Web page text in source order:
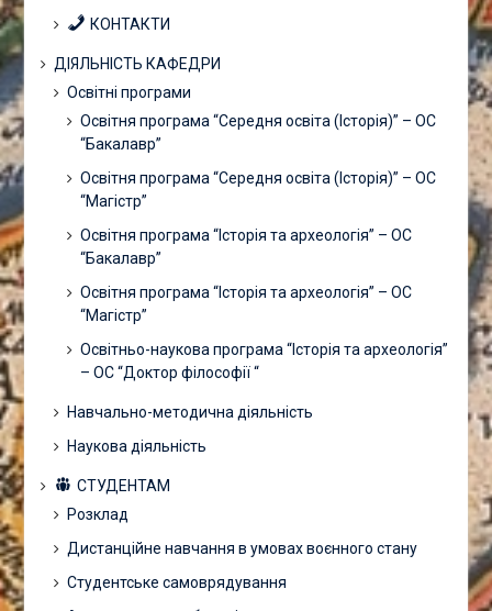
КОНТАКТИ
ДІЯЛЬНІСТЬ КАФЕДРИ
Освітні програми
Освітня програма “Середня освіта (Історія)” – ОС
“Бакалавр”
Освітня програма “Середня освіта (Історія)” – ОС
“Магістр”
Освітня програма “Історія та археологія” – ОС
“Бакалавр”
Освітня програма “Історія та археологія” – ОС
“Магістр”
Освітньо-наукова програма “Історія та археологія”
– ОС “Доктор філософії “
Навчально-методична діяльність
Наукова діяльність
СТУДЕНТАМ
Розклад
Дистанційне навчання в умовах воєнного стану
Студентське самоврядування